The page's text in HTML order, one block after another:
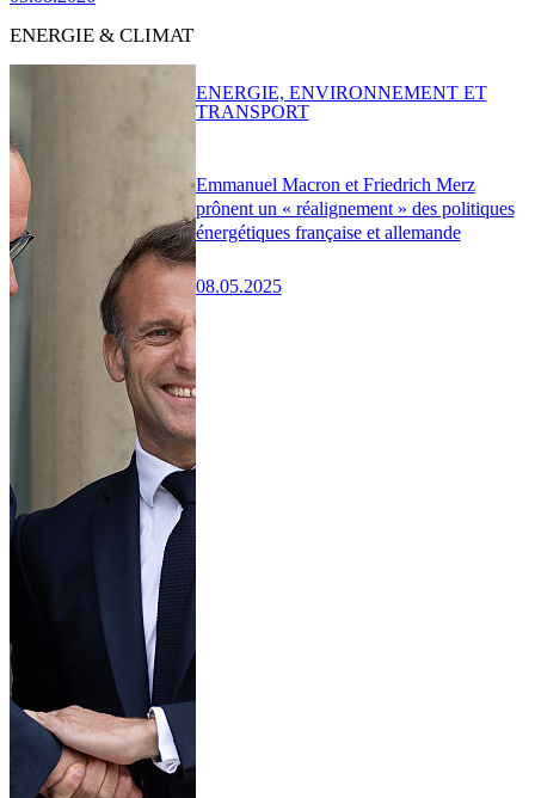
ENERGIE & CLIMAT
Emmanuel Macron et Friedrich Merz
prônent un « réalignement » des politiques
énergétiques française et allemande
08.05.2025
ENERGIE, ENVIRONNEMENT ET
TRANSPORT